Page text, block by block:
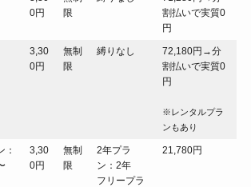
0円
限
割払いで実質0
円
3,30
0円
無制
限
縛りなし
72,180円→分
割払いで実質0
円
※レンタルプラ
ンもあり
：
3,30
0円
無制
限
2年プラ
ン：2年
フリープラ
21,780円